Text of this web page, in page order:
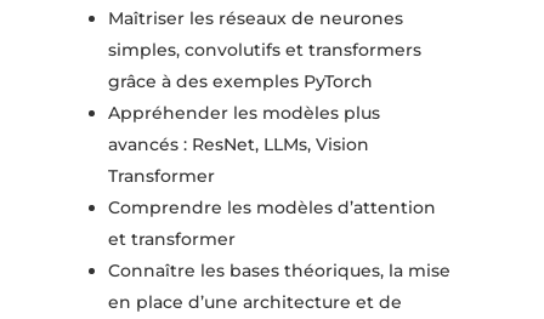
Maîtriser les réseaux de neurones
simples, convolutifs et transformers
grâce à des exemples PyTorch
Appréhender les modèles plus
avancés : ResNet, LLMs, Vision
Transformer
Comprendre les modèles d’attention
et transformer
Connaître les bases théoriques, la mise
en place d’une architecture et de